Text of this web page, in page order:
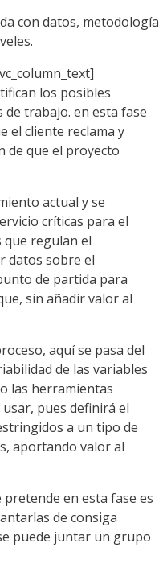
con datos, metodología
los posibles
de trabajo. en esta fase
el cliente reclama y
de que el proyecto
actual y se
críticas para el
que regulan el
datos sobre el
de partida para
sin añadir valor al
aquí se pasa del
de las variables
las herramientas
pues definirá el
a un tipo de
aportando valor al
en esta fase es
de consiga
puede juntar un grupo